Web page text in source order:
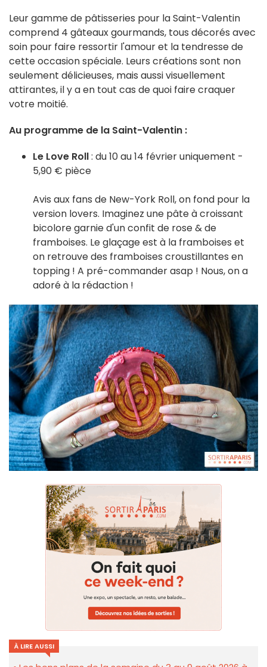
Leur gamme de pâtisseries pour la Saint-Valentin
comprend 4 gâteaux gourmands, tous décorés avec
soin pour faire ressortir l'amour et la tendresse de
cette occasion spéciale. Leurs créations sont non
seulement délicieuses, mais aussi visuellement
attirantes, il y a en tout cas de quoi faire craquer
votre moitié.
Au programme de la Saint-Valentin :
Le Love Roll: du 10 au 14 février uniquement -
5,90 € pièce
Avis aux fans de New-York Roll, on fond pour la
version lovers. Imaginez une pâte à croissant
bicolore garnie d'un confit de rose & de
framboises. Le glaçage est à la framboises et
on retrouve des framboises croustillantes en
topping ! A pré-commander asap ! Nous, on a
adoré à la rédaction !
À LIRE AUSSI